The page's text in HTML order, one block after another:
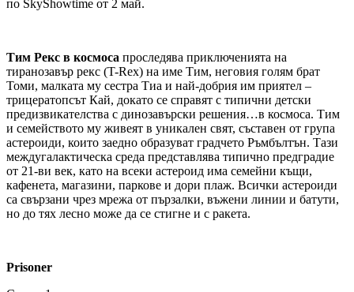
по SkyShowtime от 2 май.
Тим Рекс в космоса проследява приключенията на
тиранозавър рекс (T-Rex) на име Тим, неговия голям брат
Томи, малката му сестра Тиа и най-добрия им приятел –
трицератопсът Кай, докато се справят с типични детски
предизвикателства с динозавърски решения…в космоса. Тим
и семейството му живеят в уникален свят, съставен от група
астероиди, които заедно образуват градчето Ръмбълтън. Тази
междугалактическа среда представлява типично предградие
от 21-ви век, като на всеки астероид има семейни къщи,
кафенета, магазини, паркове и дори плаж. Всички астероиди
са свързани чрез мрежа от пързалки, въжени линии и батути,
но до тях лесно може да се стигне и с ракета.
Prisoner